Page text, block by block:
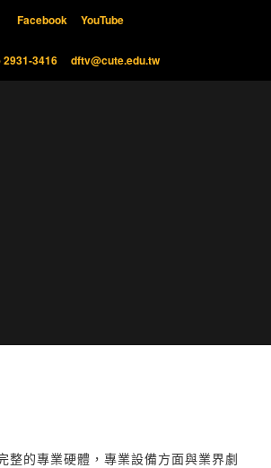
Facebook YouTube
2931-3416 dftv@cute.edu.tw
整的專業硬體，專業設備方面與業界劇